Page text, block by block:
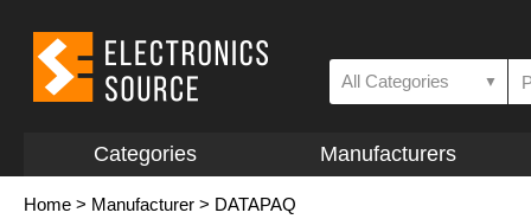
All Categories ▼
Categories Manufacturers
Home > Manufacturer > DATAPAQ